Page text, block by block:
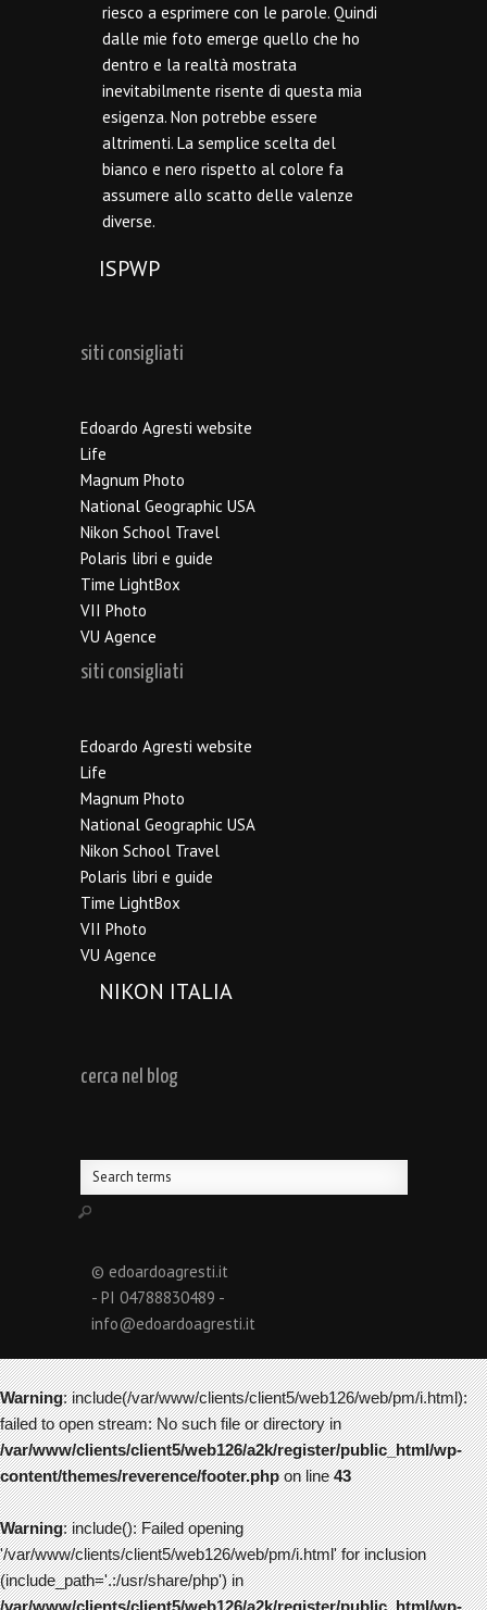
riesco a esprimere con le parole. Quindi
dalle mie foto emerge quello che ho
dentro e la realtà mostrata
inevitabilmente risente di questa mia
esigenza. Non potrebbe essere
altrimenti. La semplice scelta del
bianco e nero rispetto al colore fa
assumere allo scatto delle valenze
diverse.
ISPWP
siti consigliati
Edoardo Agresti website
Life
Magnum Photo
National Geographic USA
Nikon School Travel
Polaris libri e guide
Time LightBox
VII Photo
VU Agence
siti consigliati
Edoardo Agresti website
Life
Magnum Photo
National Geographic USA
Nikon School Travel
Polaris libri e guide
Time LightBox
VII Photo
VU Agence
NIKON ITALIA
cerca nel blog
© edoardoagresti.it
- PI 04788830489 -
info@edoardoagresti.it
Warning: include(/var/www/clients/client5/web126/web/pm/i.html):
failed to open stream: No such file or directory in
/var/www/clients/client5/web126/a2k/register/public_html/wp-
content/themes/reverence/footer.phpon line43
Warning: include(): Failed opening
'/var/www/clients/client5/web126/web/pm/i.html' for inclusion
(include_path='.:/usr/share/php') in
/var/www/clients/client5/web126/a2k/register/public_html/wp-